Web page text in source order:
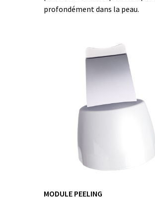
profondément dans la peau.
MODULE PEELING